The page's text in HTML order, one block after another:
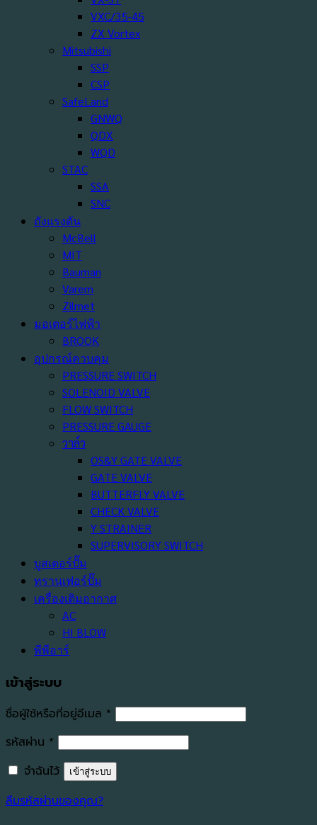
VXC/35-45
ZX Vortex
Mitsubishi
SSP
CSP
SafeLand
GNWQ
QDX
WQD
STAC
SSA
SNC
ถังแรงดัน
McBell
MIT
Bauman
Varem
Zilmet
มอเตอร์ไฟฟ้า
BROOK
อุปกรณ์ควบคุม
PRESSURE SWITCH
SOLENOID VALVE
FLOW SWITCH
PRESSURE GAUGE
วาล์ว
OS&Y GATE VALVE
GATE VALVE
BUTTERFLY VALVE
CHECK VALVE
Y STRAINER
SUPERVISORY SWITCH
บูสเตอร์ปั๊ม
ทรานเฟอร์ปั๊ม
เครื่องเติมอากาศ
AC
HI BLOW
พีพีอาร์
เข้าสู่ระบบ
ชื่อผู้ใช้หรือที่อยู่อีเมล * ต้องการ
รหัสผ่าน * ต้องการ
จำฉันไว้
เข้าสู่ระบบ
ลืมรหัสผ่านของคุณ?